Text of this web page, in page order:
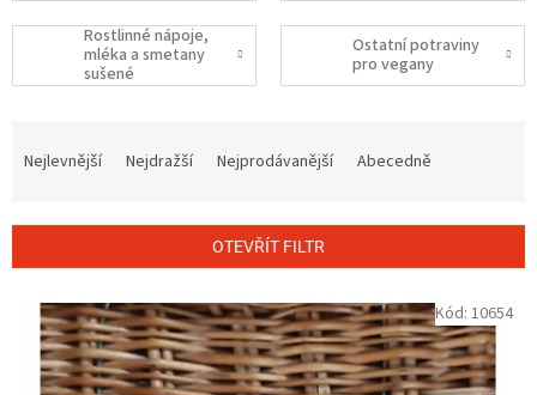
Rostlinné nápoje,
mléka a smetany
sušené
Ostatní potraviny
pro vegany
í
Nejlevnější Nejdražší Nejprodávanější Abecedně
OTEVŘÍT FILTR
Kód: 10654